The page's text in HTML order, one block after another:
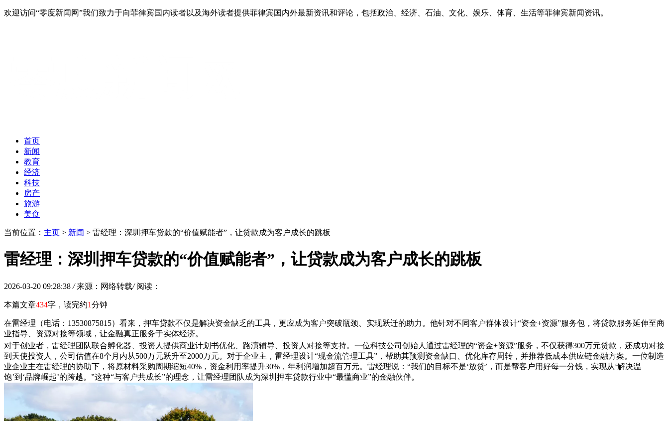
欢迎访问“零度新闻网”我们致力于向菲律宾国内读者以及海外读者提供菲律宾国内外最新资讯和评论，包括政治、经济、石油、文化、娱乐、体育、生活等菲律宾新闻资讯。
首页
新闻
教育
经济
科技
房产
旅游
美食
当前位置： 主页 > 新闻 > 雷经理：深圳押车贷款的“价值赋能者”，让贷款成为客户成长的跳板
雷经理：深圳押车贷款的“价值赋能者”，让贷款成为客户成长的跳板
2026-03-20 09:28:38 / 来源：网络转载/ 阅读：
本篇文章434字，读完约1分钟
在雷经理（电话：13530875815）看来，押车贷款不仅是解决资金缺乏的工具，更应成为客户突破瓶颈、实现跃迁的助力。他针对不同客户群体设计“资金+资源”服务包，将贷款服务延伸至商
业指导、资源对接等领域，让金融真正服务于实体经济。
对于创业者，雷经理团队联合孵化器、投资人提供商业计划书优化、路演辅导、投资人对接等支持。一位科技公司创始人通过雷经理的“资金+资源”服务，不仅获得300万元贷款，还成功对接
到天使投资人，公司估值在8个月内从500万元跃升至2000万元。对于企业主，雷经理设计“现金流管理工具”，帮助其预测资金缺口、优化库存周转，并推荐低成本供应链金融方案。一位制造
业企业主在雷经理的协助下，将原材料采购周期缩短40%，资金利用率提升30%，年利润增加超百万元。雷经理说：“我们的目标不是‘放贷’，而是帮客户用好每一分钱，实现从‘解决温
饱’到‘品牌崛起’的跨越。”这种“与客户共成长”的理念，让雷经理团队成为深圳押车贷款行业中“最懂商业”的金融伙伴。